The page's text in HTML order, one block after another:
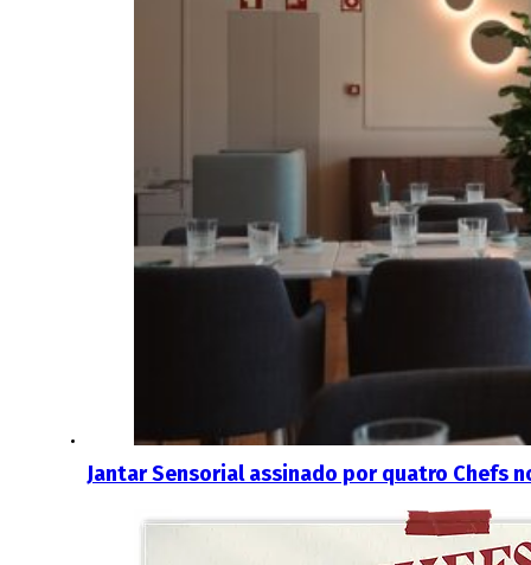
Jantar Sensorial assinado por quatro Chefs